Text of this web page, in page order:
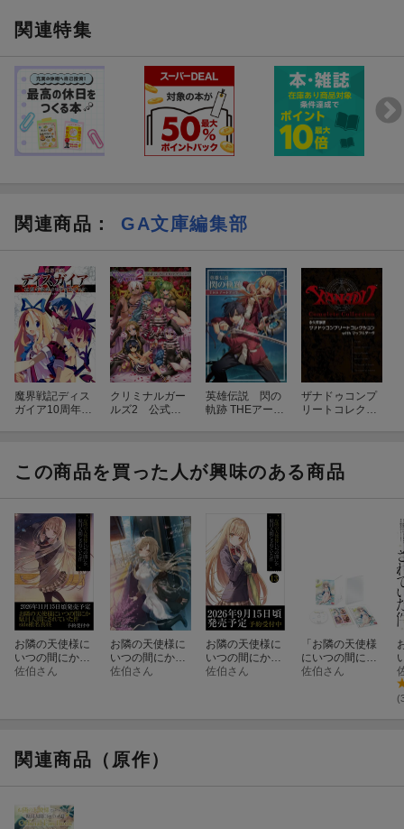
本書掲載イラストのラフも掲載
初公開となるラフを掲載。アニメスタッフやはねこと先生のコメ
ントも収録。
さようなら運命の人。二
日前でまた会いましょ
う。 (GA文庫)
あなたは悪夢の参加
選ばれました。 (GA
庫)
はずだった。 堕ちるま
で、終わらない。 理性を
蝕む、廻る“二日間”の幕
が開くーー。
捨てるつもりでがん
てください。 その夢
たら、もう目覚めな
ー終わらない【悪夢
ゲーム、開幕。
更新日：2026年05月28日
関連特集
関連商品 ： GA文庫編集部
魔界戦記ディス
ガイア10周年記
クリミナルガー
ルズ2 公式コ
英雄伝説 閃の
軌跡 THEアート
ザナドゥコンプ
リートコレクシ
この商品を買った人が興味のある商品
お隣の天使様に
いつの間にか駄
目人間にされて
佐伯さん
お隣の天使様に
いつの間にか駄
目人間にされて
佐伯さん
お隣の天使様に
いつの間にか駄
目人間にされて
佐伯さん
「お隣の天使様
にいつの間にか
駄目人間にされ
佐伯さん
関連商品（原作）